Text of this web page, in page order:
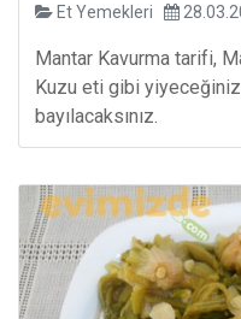
Et Yemekleri
Mantar Kavurma tarifi,
Kuzu eti gibi
bayılacaksınız.